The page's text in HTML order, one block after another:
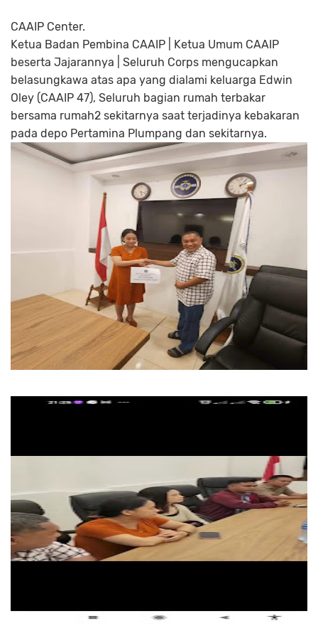
CAAIP Center.
Ketua Badan Pembina CAAIP | Ketua Umum CAAIP
beserta Jajarannya | Seluruh Corps mengucapkan
belasungkawa atas apa yang dialami keluarga Edwin
Oley (CAAIP 47), Seluruh bagian rumah terbakar
bersama rumah2 sekitarnya saat terjadinya kebakaran
pada depo Pertamina Plumpang dan sekitarnya.